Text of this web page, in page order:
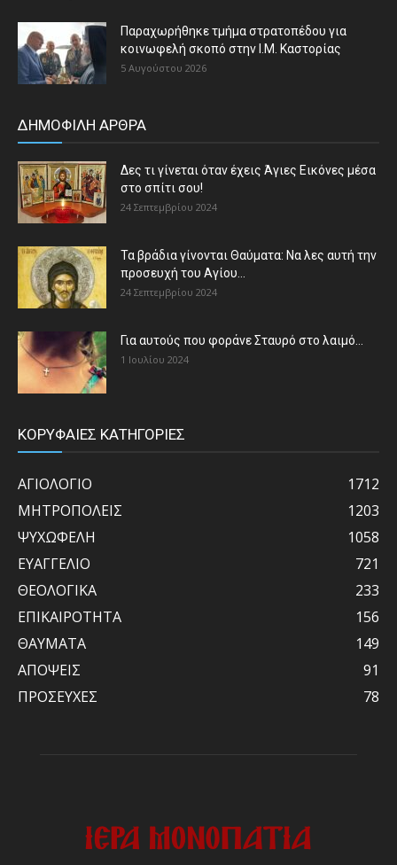
Παραχωρήθηκε τμήμα στρατοπέδου για
κοινωφελή σκοπό στην Ι.Μ. Καστορίας
5 Αυγούστου 2026
ΔΗΜΟΦΙΛΗ ΑΡΘΡΑ
Δες τι γίνεται όταν έχεις Άγιες Εικόνες μέσα
στο σπίτι σου!
24 Σεπτεμβρίου 2024
Τα βράδια γίνονται Θαύματα: Να λες αυτή την
προσευχή του Αγίου...
24 Σεπτεμβρίου 2024
Για αυτούς που φοράνε Σταυρό στο λαιμό…
1 Ιουλίου 2024
ΚΟΡΥΦΑΙΕΣ ΚΑΤΗΓΟΡΙΕΣ
ΑΓΙΟΛΟΓΙΟ
1712
ΜΗΤΡΟΠΟΛΕΙΣ
1203
ΨΥΧΩΦΕΛΗ
1058
ΕΥΑΓΓΕΛΙΟ
721
ΘΕΟΛΟΓΙΚΑ
233
ΕΠΙΚΑΙΡΟΤΗΤΑ
156
ΘΑΥΜΑΤΑ
149
ΑΠΟΨΕΙΣ
91
ΠΡΟΣΕΥΧΕΣ
78